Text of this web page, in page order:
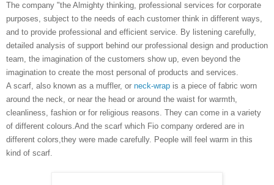
The company "the Almighty thinking, professional services for corporate
purposes, subject to the needs of each customer think in different ways,
and to provide professional and efficient service. By listening carefully,
detailed analysis of support behind our professional design and production
team, the imagination of the customers show up, even beyond the
imagination to create the most personal of products and services.
A scarf, also known as a muffler, or neck-wrap is a piece of fabric worn
around the neck, or near the head or around the waist for warmth,
cleanliness, fashion or for religious reasons. They can come in a variety
of different colours.And the scarf which Fio company ordered are in
different colors,they were made carefully. People will feel warm in this
kind of scarf.